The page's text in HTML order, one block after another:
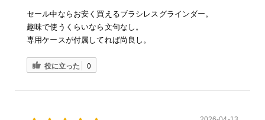
セール中ならお安く買えるブラシレスグラインダー。
趣味で使うくらいなら文句なし。
専用ケースが付属してれば尚良し。
役に立った 0